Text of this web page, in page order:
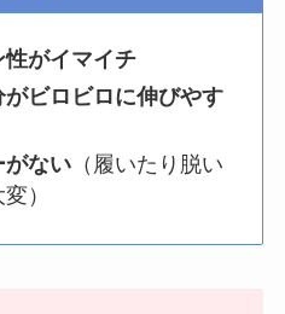
がイマイチ
ビロビロに伸びやす
がない（履いたり脱い
）